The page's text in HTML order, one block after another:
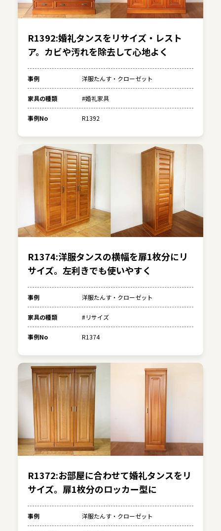
R1392:婚礼タンスをリサイズ・レスト
ア。カビや汚れを除去して心地よく
事例 洋服たんす・クローゼット
家具の種類 #婚礼家具
事例No R1392
R1374:洋服タンスの横幅を扉1枚分にリ
サイズ。左利きでも使いやすく
事例 洋服たんす・クローゼット
家具の種類 #リサイズ
事例No R1374
R1372:お部屋に合わせて婚礼タンスをリ
サイズ。扉1枚分のロッカー型に
事例 洋服たんす・クローゼット